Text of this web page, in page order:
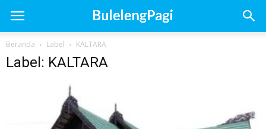
Beranda Label KALTARA
Label: KALTARA